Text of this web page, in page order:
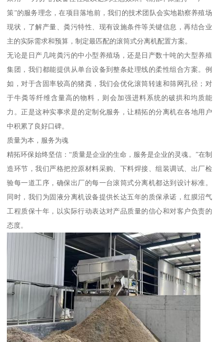
策”的服务理念，在项目落地前，我们的技术团队会实地勘察养殖场
现状，了解产量、粪污特性、现有设施条件等关键信息，再结合业
主的实际需求和预算，制定最匹配的滚筒式分离机配置方案。
无论是日产几吨粪污的中小型养殖场，还是日产数十吨的大型养殖
集团，我们都能提供从单台设备到整条处理线的柔性组合方案。例
如，对于含固率较高的猪粪，我们会优化滚筒转速和筛网孔径；对
于牛粪等纤维含量高的物料，则会加强进料系统的破拱和均质能
力。正是这种实事求是的定制化服务，让精拓的分离机在各地用户
中积累了良好口碑。
质量为本，服务为魂
精拓环保始终坚信：“质量是企业的生命，服务是企业的灵魂。”在制
造环节，我们严格把控原材料采购、下料焊接、组装调试、出厂检
验每一道工序，确保出厂的每一台滚筒式分离机都达到设计标准。
同时，我们为固液分离机设备提供长达五年的质保承诺，红膜沼气
工程质保十年，以实际行动表达对产品质量的信心和对客户负责的
态度。